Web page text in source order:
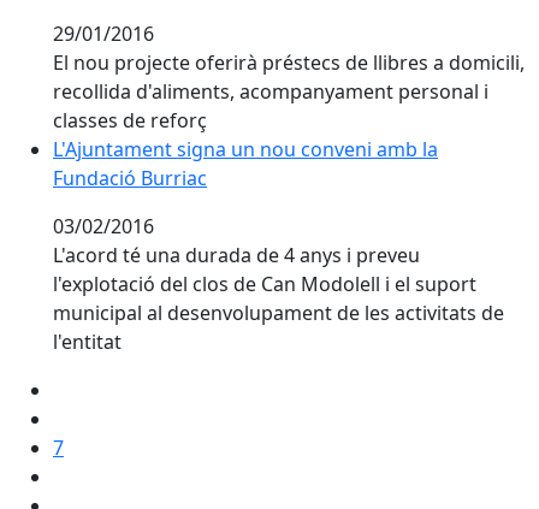
29/01/2016
El nou projecte oferirà préstecs de llibres a domicili,
recollida d'aliments, acompanyament personal i
classes de reforç
L'Ajuntament signa un nou conveni amb la
Fundació Burriac
L'Ajuntament signa un nou conveni amb la
Fundació Burriac
03/02/2016
L'acord té una durada de 4 anys i preveu
l'explotació del clos de Can Modolell i el suport
municipal al desenvolupament de les activitats de
l'entitat
7